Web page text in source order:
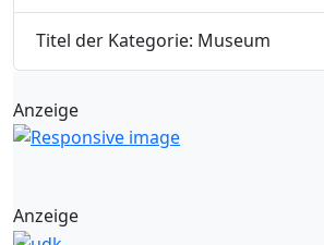
Titel der Kategorie: Museum
Anzeige
Anzeige